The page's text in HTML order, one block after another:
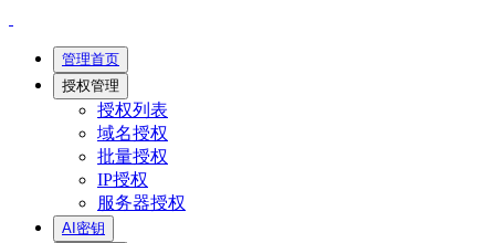
管理首页
授权管理
授权列表
域名授权
批量授权
IP授权
服务器授权
AI密钥